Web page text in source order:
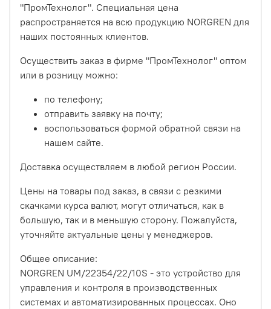
"ПромТехнолог". Специальная цена
распространяется на всю продукцию NORGREN для
наших постоянных клиентов.
Осуществить заказ в фирме "ПромТехнолог" оптом
или в розницу можно:
по телефону;
отправить заявку на почту;
воспользоваться формой обратной связи на
нашем сайте.
Доставка осуществляем в любой регион России.
Цены на товары под заказ, в связи с резкими
скачками курса валют, могут отличаться, как в
большую, так и в меньшую сторону. Пожалуйста,
уточняйте актуальные цены у менеджеров.
Общее описание:
NORGREN UM/22354/22/10S - это устройство для
управления и контроля в производственных
системах и автоматизированных процессах. Оно